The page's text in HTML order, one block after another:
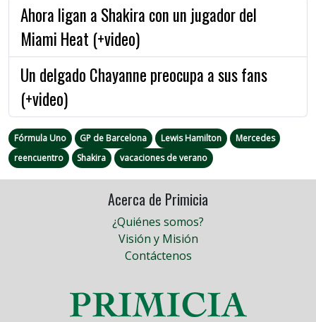
Ahora ligan a Shakira con un jugador del
Miami Heat (+video)
Un delgado Chayanne preocupa a sus fans
(+video)
Fórmula Uno GP de Barcelona Lewis Hamilton
Mercedes
reencuentro
Shakira vacaciones de verano
Acerca de Primicia
¿Quiénes somos?
Visión y Misión
Contáctenos